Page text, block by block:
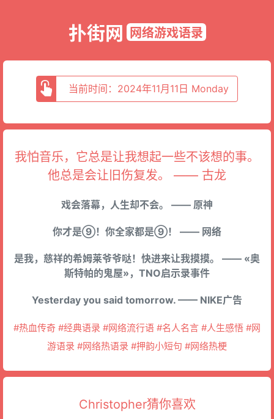
扑街网 网络游戏语录
当前时间：2024年11月11日 Monday
我怕音乐，它总是让我想起一些不该想的事。
他总是会让旧伤复发。 —— 古龙
戏会落幕，人生却不会。 —— 原神
你才是⑨！你全家都是⑨！ —— 网络
是我，慈祥的希姆莱爷爷哒！快进来让我摸摸。 —— «奥
斯特帕的鬼屋»，TNO启示录事件
Yesterday you said tomorrow. —— NIKE广告
#热血传奇 #经典语录 #网络流行语 #名人名言 #人生感悟 #网
游语录 #网络热语录 #押韵小短句 #网络热梗
Christopher猜你喜欢